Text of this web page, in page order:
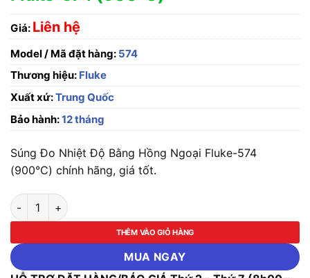
Giá: Liên hệ
Model / Mã đặt hàng: 574
Thương hiệu: Fluke
Xuất xứ:Trung Quốc
Bảo hành:12 tháng
Súng Đo Nhiệt Độ Bằng Hồng Ngoại Fluke-574
(900℃) chính hãng, giá tốt.
Súng Đo Nhiệt Độ Bằng Hồng Ngoại Fluke-574 (900℃) số
THÊM VÀO GIỎ HÀNG
MUA NGAY